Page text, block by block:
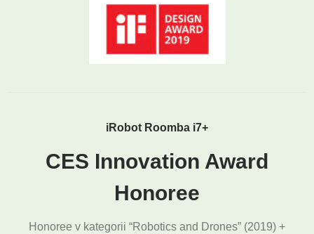
iRobot Roomba i7+
CES Innovation Award
Honoree
Honoree v kategorii “Robotics and Drones” (2019) +